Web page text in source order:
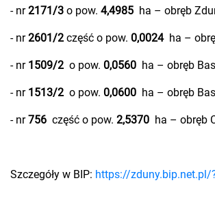
- nr2171/3 o pow. 4,4985 ha – obręb
- nr2601/2 część o pow. 0,0024ha –
- nr1509/2 o pow. 0,0560 ha – obręb
- nr1513/2 o pow. 0,0600 ha – obręb
- nr756 część o pow. 2,5370 ha – obręb
Szczegóły w BIP: https://zduny.bip.net.pl/